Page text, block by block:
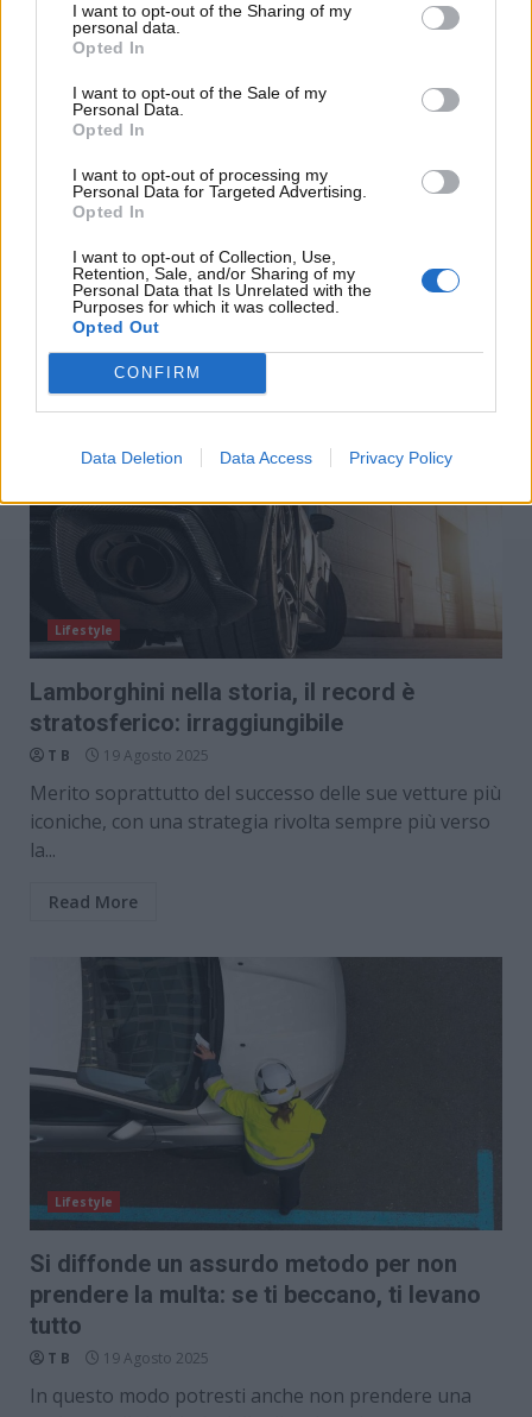
I want to opt-out of the Sharing of my
personal data.
Opted In
I want to opt-out of the Sale of my
Personal Data.
Opted In
I want to opt-out of processing my
Personal Data for Targeted Advertising.
Opted In
I want to opt-out of Collection, Use,
Retention, Sale, and/or Sharing of my
Personal Data that Is Unrelated with the
Purposes for which it was collected.
Opted Out
CONFIRM
Data Deletion Data Access Privacy Policy
Lifestyle
F1, la confessione del campione: “Una
possibilità su tre di morire”
20 Agosto 2025
La Formula Uno è da sempre uno sport molto
rischioso, ma la confessione di un campione in...
Read More
Lifestyle
Lamborghini nella storia, il record è
stratosferico: irraggiungibile
T B 19 Agosto 2025
Merito soprattutto del successo delle sue vetture più
iconiche, con una strategia rivolta sempre più verso
la...
Read More
Lifestyle
Si diffonde un assurdo metodo per non
prendere la multa: se ti beccano, ti levano
tutto
T B 19 Agosto 2025
In questo modo potresti anche non prendere una